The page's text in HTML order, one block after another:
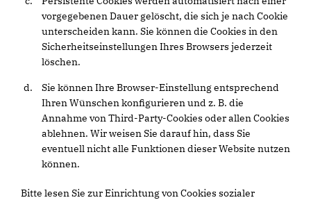
vorgegebenen Dauer gelöscht, die sich je nach Cookie
unterscheiden kann. Sie können die Cookies in den
Sicherheitseinstellungen Ihres Browsers jederzeit
löschen.
Sie können Ihre Browser-Einstellung entsprechend
Ihren Wünschen konfigurieren und z. B. die
Annahme von Third-Party-Cookies oder allen Cookies
ablehnen. Wir weisen Sie darauf hin, dass Sie
eventuell nicht alle Funktionen dieser Website nutzen
können.
Bitte lesen Sie zur Einrichtung von Cookies sozialer